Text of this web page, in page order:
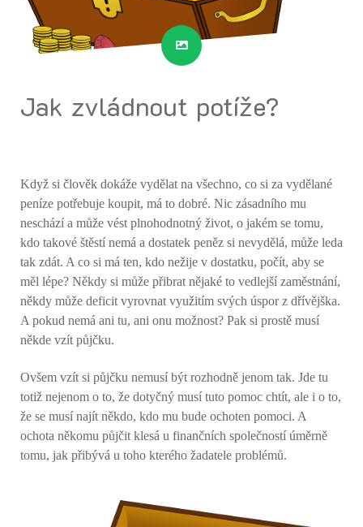
Jak zvládnout potíže?
Když si člověk dokáže vydělat na všechno, co si za vydělané
peníze potřebuje koupit, má to dobré. Nic zásadního mu
neschází a může vést plnohodnotný život, o jakém se tomu,
kdo takové štěstí nemá a dostatek peněz si nevydělá, může leda
tak zdát. A co si má ten, kdo nežije v dostatku, počít, aby se
měl lépe? Někdy si může přibrat nějaké to vedlejší zaměstnání,
někdy může deficit vyrovnat využitím svých úspor z dřívějška.
A pokud nemá ani tu, ani onu možnost? Pak si prostě musí
někde vzít půjčku.
Ovšem vzít si půjčku nemusí být rozhodně jenom tak. Jde tu
totiž nejenom o to, že dotyčný musí tuto pomoc chtít, ale i o to,
že se musí najít někdo, kdo mu bude ochoten pomoci. A
ochota někomu půjčit klesá u finančních společností úměrně
tomu, jak přibývá u toho kterého žadatele problémů.